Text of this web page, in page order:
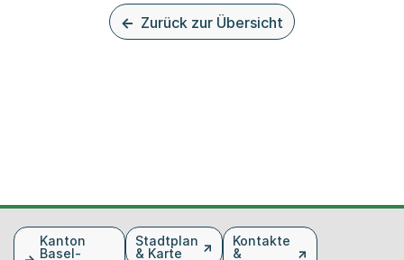
Zurück zur Übersicht
FusszeileKanton
Basel-
Stadtplan
& Karte
Kontakte
&